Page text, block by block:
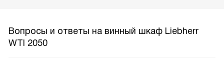
Вопросы и ответы на винный шкаф Liebherr
WTI 2050